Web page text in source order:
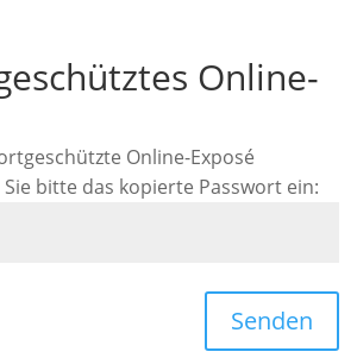
Online-
Online-Exposé
bitte das kopierte Passwort ein:
Senden